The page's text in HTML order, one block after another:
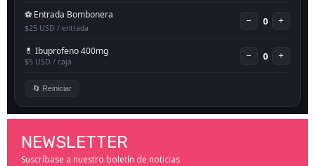
NEWSLETTER
Suscríbase a nuestro boletín de noticias